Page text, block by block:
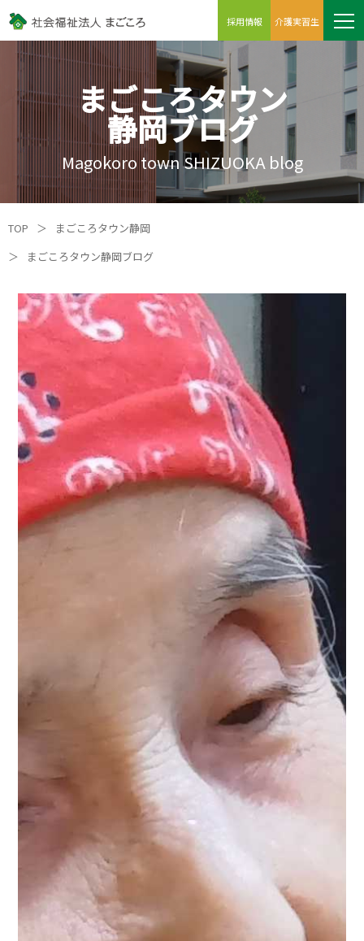
採用情報 介護実習生
まごころタウン
静岡ブログ
Magokoro town SHIZUOKA blog
TOP ＞
まごころタウン静岡
＞
まごころタウン静岡ブログ